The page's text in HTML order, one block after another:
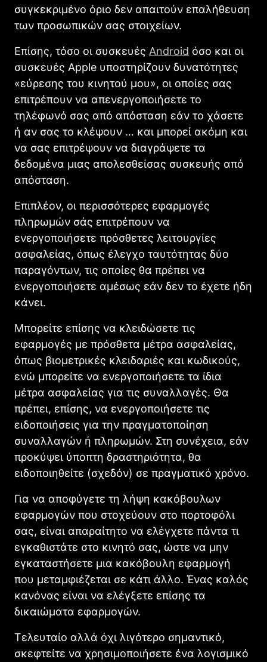
συγκεκριμένο όριο δεν απαιτούν επαλήθευση
των προσωπικών σας στοιχείων.
Επίσης, τόσο οι συσκευές Android όσο και οι
συσκευές Apple υποστηρίζουν δυνατότητες
«εύρεσης του κινητού μου», οι οποίες σας
επιτρέπουν να απενεργοποιήσετε το
τηλέφωνό σας από απόσταση εάν το χάσετε
ή αν σας το κλέψουν … και μπορεί ακόμη και
να σας επιτρέψουν να διαγράψετε τα
δεδομένα μιας απολεσθείσας συσκευής από
απόσταση.
Επιπλέον, οι περισσότερες εφαρμογές
πληρωμών σάς επιτρέπουν να
ενεργοποιήσετε πρόσθετες λειτουργίες
ασφαλείας, όπως έλεγχο ταυτότητας δύο
παραγόντων, τις οποίες θα πρέπει να
ενεργοποιήσετε αμέσως εάν δεν το έχετε ήδη
κάνει.
Μπορείτε επίσης να κλειδώσετε τις
εφαρμογές με πρόσθετα μέτρα ασφαλείας,
όπως βιομετρικές κλειδαριές και κωδικούς,
ενώ μπορείτε να ενεργοποιήσετε τα ίδια
μέτρα ασφαλείας για τις συναλλαγές. Θα
πρέπει, επίσης, να ενεργοποιήσετε τις
ειδοποιήσεις για την πραγματοποίηση
συναλλαγών ή πληρωμών. Στη συνέχεια, εάν
προκύψει ύποπτη δραστηριότητα, θα
ειδοποιηθείτε (σχεδόν) σε πραγματικό χρόνο.
Για να αποφύγετε τη λήψη κακόβουλων
εφαρμογών που στοχεύουν στο πορτοφόλι
σας, είναι απαραίτητο να ελέγχετε πάντα τι
εγκαθιστάτε στο κινητό σας, ώστε να μην
εγκαταστήσετε μια κακόβουλη εφαρμογή
που μεταμφιέζεται σε κάτι άλλο. Ένας καλός
κανόνας είναι να ελέγξετε επίσης τα
δικαιώματα εφαρμογών.
Τελευταίο αλλά όχι λιγότερο σημαντικό,
σκεφτείτε να χρησιμοποιήσετε ένα λογισμικό